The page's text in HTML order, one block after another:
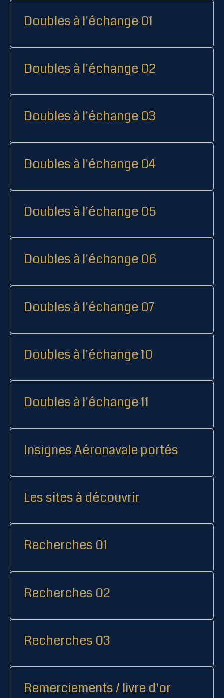
Doubles à l'échange 01
Doubles à l'échange 02
Doubles à l'échange 03
Doubles à l'échange 04
Doubles à l'échange 05
Doubles à l'échange 06
Doubles à l'échange 07
Doubles à l'échange 10
Doubles à l'échange 11
Insignes Aéronavale portés
Les sites à découvrir
Recherches 01
Recherches 02
Recherches 03
Remerciements / livre d'or